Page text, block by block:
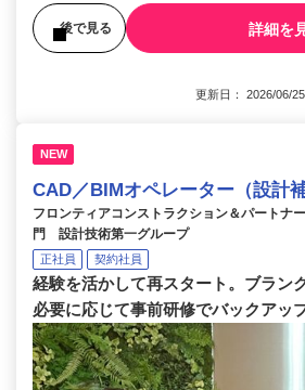
後で見る 詳細を
更新日： 2026/06/
NEW
CAD／BIMオペレーター（設計補
フロンティアコンストラクション＆パート
門 設計技術第一グループ
正社員 契約社員
経験を活かして再スタート。ブラン
必要に応じて事前研修でバックアッ